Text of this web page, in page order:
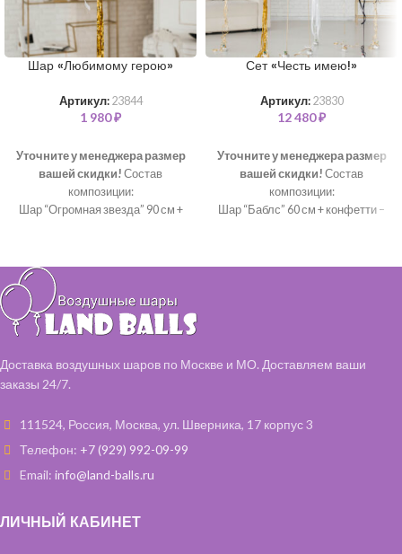
Шар «Любимому герою»
Артикул: 23844
1 980₽
Уточните у менеджера размер
вашей скидки! Состав
композиции:
Шар “Огромная звезда” 90 см +
Сет «Честь имею!»
Артикул: 23830
12 480₽
Уточните у менеджера размер
вашей скидки! Состав
композиции:
Шар “Баблс” 60 см + конфетти –
Шар "Большая звезда" 90 см +
Доставка воздушных шаров по Москве и МО. Доставляем ваши
заказы 24/7.
111524, Россия, Москва, ул. Шверника, 17 корпус 3
Телефон: +7 (929) 992-09-99
Email: info@land-balls.ru
ЛИЧНЫЙ КАБИНЕТ